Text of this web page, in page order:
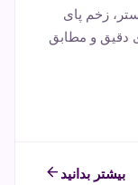
زخم پای
دقیق و مطابق
بیشتر بدانید arrow_back